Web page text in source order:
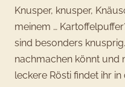
Knusper, knusper,
meinem …
sind besonders
nachmachen könnt und
leckere Rösti findet ihr in